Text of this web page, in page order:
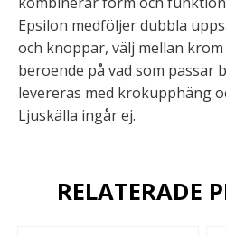
Epsilon medföljer dubbla
och knoppar, välj mellan
beroende på vad som passar
levereras med krokupphäng
Ljuskälla ingår ej.
RELATERADE